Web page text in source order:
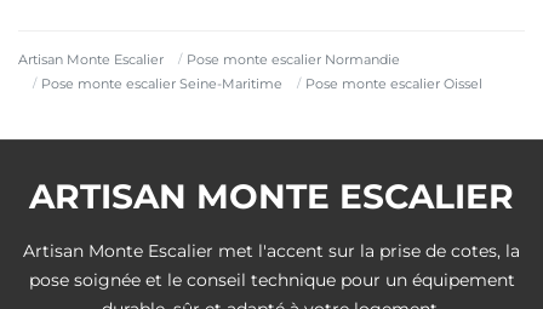
Artisan Monte Escalier
Pose monte escalier Normandie
Pose monte escalier Seine-Maritime
Pose monte escalier Oissel
ARTISAN MONTE ESCALIER
Artisan Monte Escalier met l'accent sur la prise de cotes, la
pose soignée et le conseil technique pour un équipement